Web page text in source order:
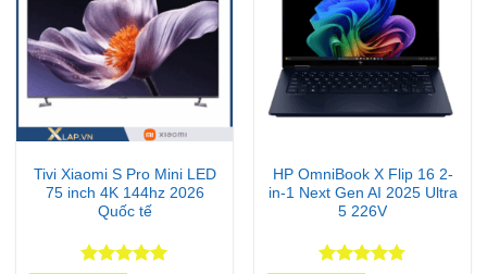
Tivi Xiaomi S Pro Mini LED
75 inch 4K 144hz 2026
Quốc tế
HP OmniBook X Flip 16 2-
in-1 Next Gen AI 2025 Ultra
5 226V